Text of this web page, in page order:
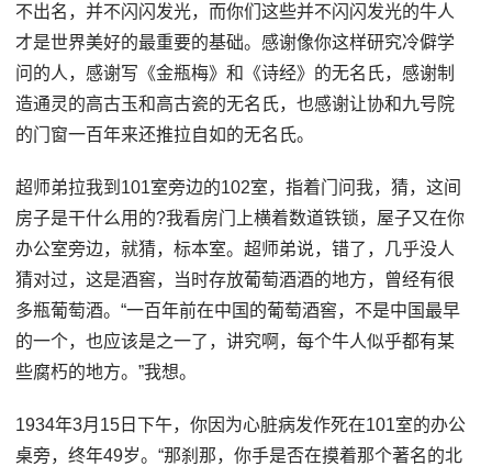
不出名，并不闪闪发光，而你们这些并不闪闪发光的牛人
才是世界美好的最重要的基础。感谢像你这样研究冷僻学
问的人，感谢写《金瓶梅》和《诗经》的无名氏，感谢制
造通灵的高古玉和高古瓷的无名氏，也感谢让协和九号院
的门窗一百年来还推拉自如的无名氏。
超师弟拉我到101室旁边的102室，指着门问我，猜，这间
房子是干什么用的?我看房门上横着数道铁锁，屋子又在你
办公室旁边，就猜，标本室。超师弟说，错了，几乎没人
猜对过，这是酒窖，当时存放葡萄酒酒的地方，曾经有很
多瓶葡萄酒。“一百年前在中国的葡萄酒窖，不是中国最早
的一个，也应该是之一了，讲究啊，每个牛人似乎都有某
些腐朽的地方。”我想。
1934年3月15日下午，你因为心脏病发作死在101室的办公
桌旁，终年49岁。“那刹那，你手是否在摸着那个著名的北